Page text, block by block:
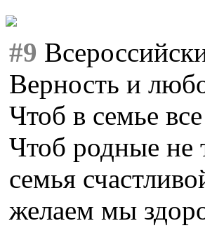
#9
Верность и
Чтоб в семье
Чтоб родные не
семья
желаем мы